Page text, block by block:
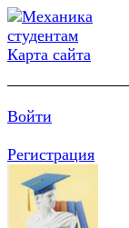
Карта сайта
Войти
Регистрация